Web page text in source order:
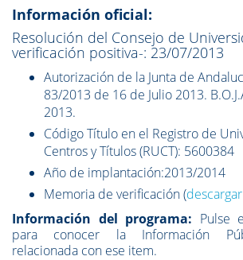
Información oficial:
Resolución del Consejo de
verificación positiva-: 23/07/2013
Autorización de la Junta de
83/2013 de 16 de Julio 2013.
2013.
Código Título en el Registro de
Centros y Títulos (RUCT): 5600384
Año de implantación:2013/2014
Memoria de verificación (
Información del programa: Pulse
para conocer la Información
relacionada con ese item.